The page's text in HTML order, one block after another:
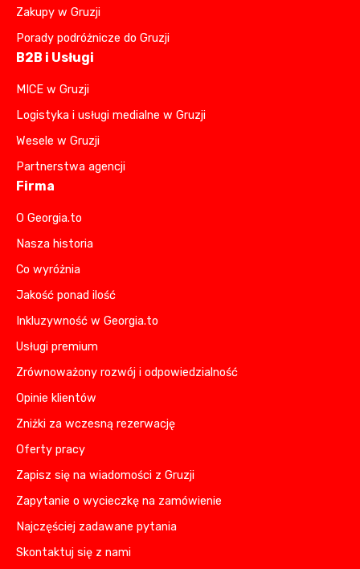
Zakupy w Gruzji
Porady podróżnicze do Gruzji
B2B i Usługi
MICE w Gruzji
Logistyka i usługi medialne w Gruzji
Wesele w Gruzji
Partnerstwa agencji
Firma
O Georgia.to
Nasza historia
Co wyróżnia
Jakość ponad ilość
Inkluzywność w Georgia.to
Usługi premium
Zrównoważony rozwój i odpowiedzialność
Opinie klientów
Zniżki za wczesną rezerwację
Oferty pracy
Zapisz się na wiadomości z Gruzji
Zapytanie o wycieczkę na zamówienie
Najczęściej zadawane pytania
Skontaktuj się z nami